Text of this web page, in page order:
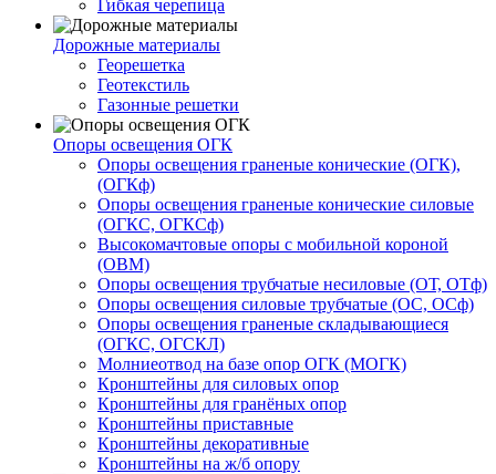
Гибкая черепица
Дорожные материалы
Георешетка
Геотекстиль
Газонные решетки
Опоры освещения ОГК
Опоры освещения граненые конические (ОГК),
(ОГКф)
Опоры освещения граненые конические силовые
(ОГКС, ОГКСф)
Высокомачтовые опоры с мобильной короной
(ОВМ)
Опоры освещения трубчатые несиловые (ОТ, ОТф)
Опоры освещения силовые трубчатые (ОС, ОСф)
Опоры освещения граненые складывающиеся
(ОГКС, ОГСКЛ)
Молниеотвод на базе опор ОГК (МОГК)
Кронштейны для силовых опор
Кронштейны для гранёных опор
Кронштейны приставные
Кронштейны декоративные
Кронштейны на ж/б опору